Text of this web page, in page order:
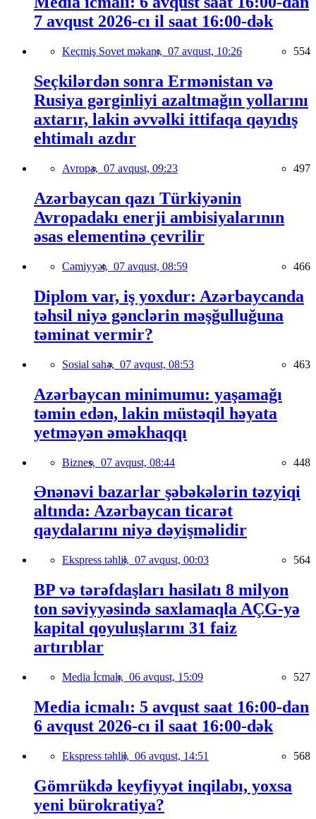
7 avqust 2026-cı il saat 16:00-dək
Keçmiş Sovet məkanı, 07 avqust, 10:26 554
Seçkilərdən sonra Ermənistan və
Rusiya gərginliyi azaltmağın yollarını
axtarır, lakin əvvəlki ittifaqa qayıdış
ehtimalı azdır
Avropa, 07 avqust, 09:23 497
Azərbaycan qazı Türkiyənin
Avropadakı enerji ambisiyalarının
əsas elementinə çevrilir
Cəmiyyət, 07 avqust, 08:59 466
Diplom var, iş yoxdur: Azərbaycanda
təhsil niyə gənclərin məşğulluğuna
təminat vermir?
Sosial sahə, 07 avqust, 08:53 463
Azərbaycan minimumu: yaşamağı
təmin edən, lakin müstəqil həyata
yetməyən əməkhaqqı
Biznes, 07 avqust, 08:44 448
Ənənəvi bazarlar şəbəkələrin təzyiqi
altında: Azərbaycan ticarət
qaydalarını niyə dəyişməlidir
Ekspress təhlil, 07 avqust, 00:03 564
BP və tərəfdaşları hasilatı 8 milyon
ton səviyyəsində saxlamaqla AÇG-yə
kapital qoyuluşlarını 31 faiz
artırıblar
Media İcmalı, 06 avqust, 15:09 527
Media icmalı: 5 avqust saat 16:00-dan
6 avqust 2026-cı il saat 16:00-dək
Ekspress təhlil, 06 avqust, 14:51 568
Gömrükdə keyfiyyət inqilabı, yoxsa
yeni bürokratiya?